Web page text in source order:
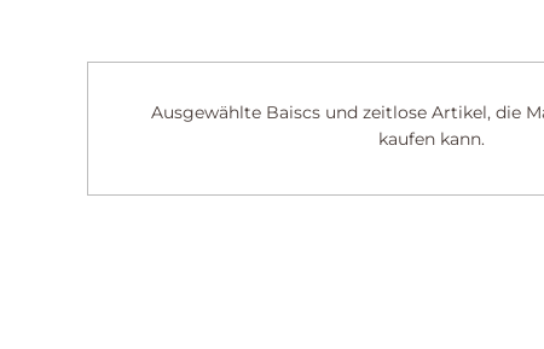
Ausgewählte Baiscs und zeitlose Artikel, die
kaufen kann.